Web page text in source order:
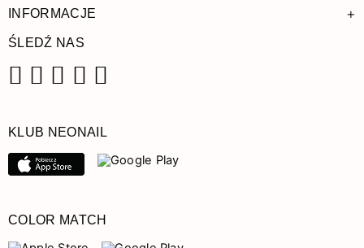
INFORMACJE +
ŚLEDŹ NAS
KLUB NEONAIL
COLOR MATCH